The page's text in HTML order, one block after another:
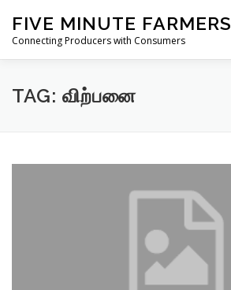
content
FIVE MINUTE FARMERS
Connecting Producers with Consumers
FEATURES
TAG: விற்பனை